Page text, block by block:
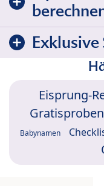
Eisprung-
Gratisproben
Babynamen